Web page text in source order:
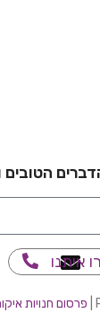
הטובים
איתנו
פרסום חנויות